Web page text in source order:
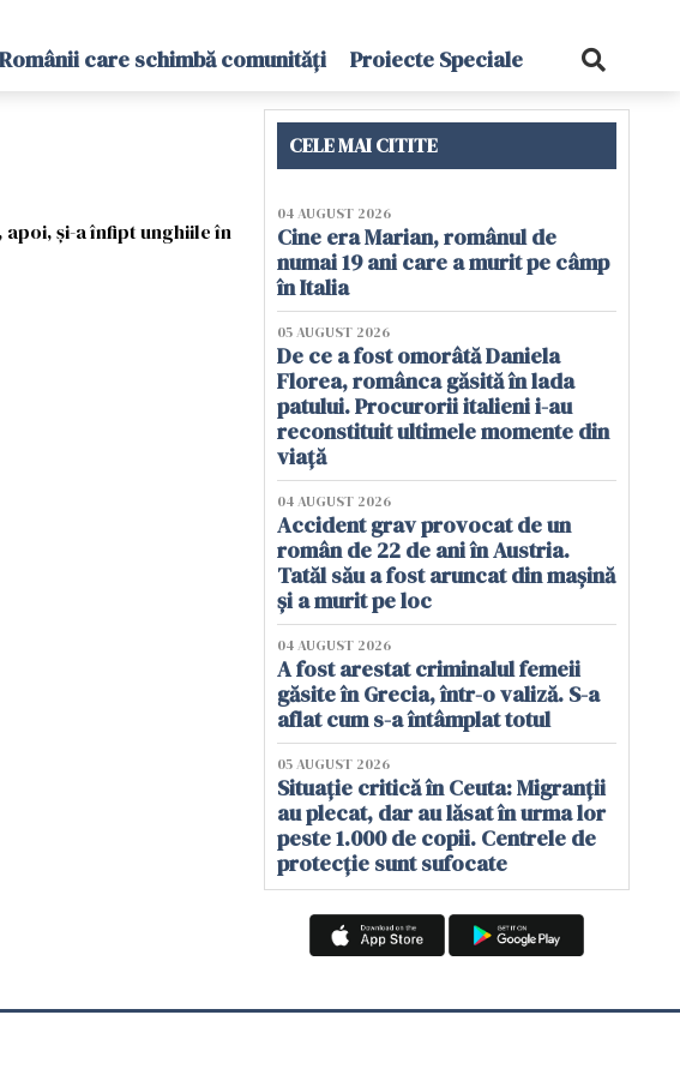
Românii care schimbă comunități Proiecte Speciale
apoi, și-a înfipt unghiile în
CELE MAI CITITE
04 AUGUST 2026
Cine era Marian, românul de
numai 19 ani care a murit pe câmp
în Italia
05 AUGUST 2026
De ce a fost omorâtă Daniela
Florea, românca găsită în lada
patului. Procurorii italieni i-au
reconstituit ultimele momente din
viață
04 AUGUST 2026
Accident grav provocat de un
român de 22 de ani în Austria.
Tatăl său a fost aruncat din mașină
și a murit pe loc
04 AUGUST 2026
A fost arestat criminalul femeii
găsite în Grecia, într-o valiză. S-a
aflat cum s-a întâmplat totul
05 AUGUST 2026
Situație critică în Ceuta: Migranții
au plecat, dar au lăsat în urma lor
peste 1.000 de copii. Centrele de
protecție sunt sufocate